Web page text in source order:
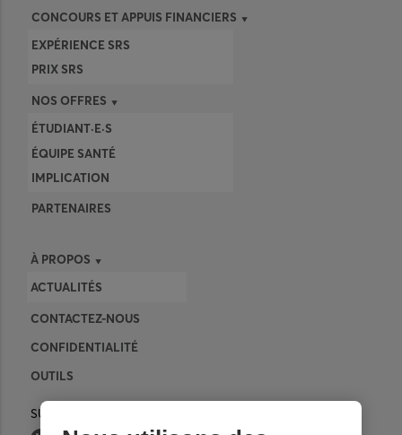
CONCOURS ET APPUIS FINANCIERS
EXPÉRIENCE SRS
PRIX SRS
NOS OFFRES
ÉTUDIANT·E·S
ÉQUIPE SANTÉ
IMPLICATION
PARTENAIRES
À PROPOS
ACTUALITÉS
CONTACTEZ-NOUS
CONFIDENTIALITÉ
OUTILS
SUIVEZ-NOUS